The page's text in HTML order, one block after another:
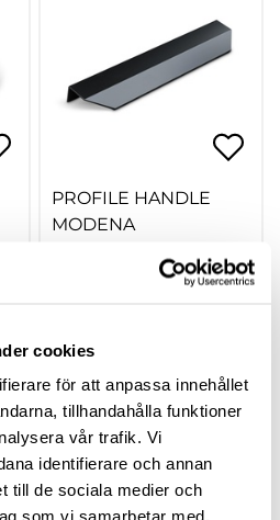
cookies
för att anpassa innehållet
tillhandahålla funktioner
vår trafik. Vi
identifierare och annan
till de sociala medier och
som vi samarbetar med.
PROFILE HANDLE
MODENA